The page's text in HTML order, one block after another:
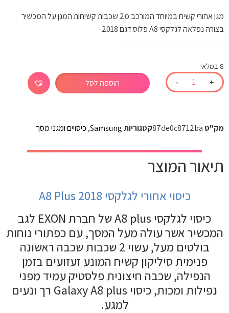
מגן אחורי קשיח במיוחד המורכב מ2 שכבות קשיחות המגן על המכשיר
בצורה נפלאה לגלקסי A8 פלוס דגם 2018
8 במלאי
+
- הוספה לסל
מק"ט 87de0c8712baקטגוריותSamsung
, כיסויים ומגני מסך
תיאור המוצר
כיסוי אחורי לגלקסי A8 Plus 2018
כיסוי לגלקסי A8 plus של חברת EXON לגב
המכשיר אשר עולה מעל המסך, עם כפתורי נוחות
בולטים מעל, עשוי 2 שכבות שכבה ראשונה
פנימית סיליקון קשיח המונע זעזועים בזמן
הנפילה, שכבה חיצונית פלסטיק עמיד מפני
נפילות ומכות, כיסוי Galaxy A8 plus רך ונעים
למגע.